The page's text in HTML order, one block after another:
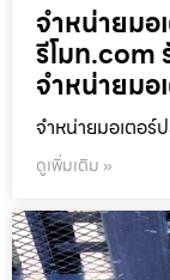
จำหน่ายมอ
รีโมท.com
จำหน่ายมอ
จำหน่ายมอเตอร์
ดูเพิ่มเติม »